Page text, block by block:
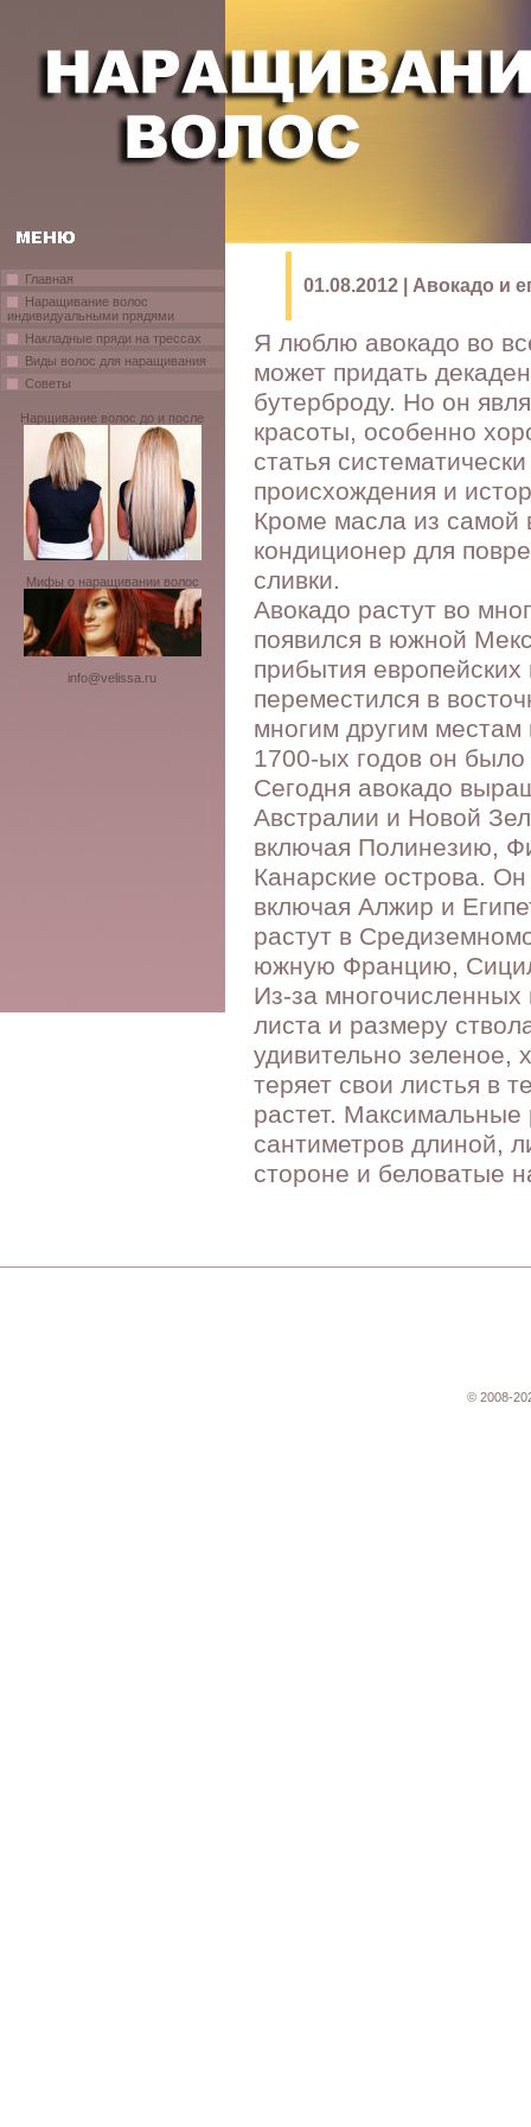
Главная
Наращивание волос
индивидуальными прядями
Накладные пряди на трессах
Виды волос для наращивания
Советы
Нарщивание волос до и после
Мифы о наращивании волос
info@velissa.ru
01.08.2012 | Авокадо и
Я люблю авокадо во
может придать
бутерброду. Но он
красоты, особенно
статья
происхождения и
Кроме масла из самой
кондиционер для
сливки.
Авокадо растут во
появился в южной
прибытия
переместился в
многим другим местам
1700-ых годов он
Сегодня авокадо
Австралии и Новой
включая Полинезию,
Канарские острова.
включая Алжир и
растут в
южную Францию,
Из-за
листа и размеру
удивительно зеленое,
теряет свои листья в
растет.
сантиметров длиной,
стороне и беловатые
© 2008-